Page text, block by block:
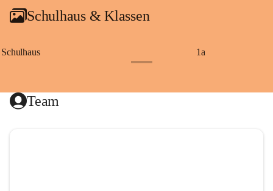
Schulhaus & Klassen
Schulhaus 1a
Team